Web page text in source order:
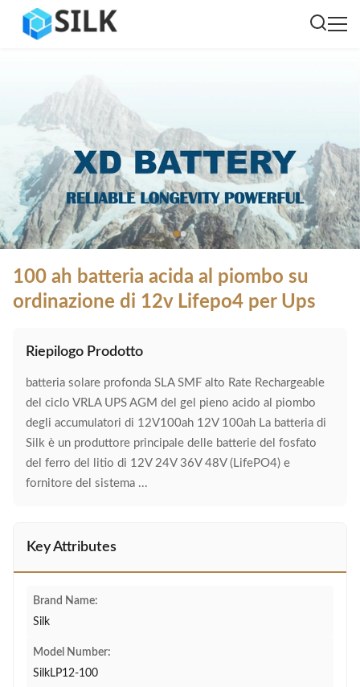
100 ah batteria acida al piombo su
ordinazione di 12v Lifepo4 per Ups
Riepilogo Prodotto
batteria solare profonda SLA SMF alto Rate Rechargeable
del ciclo VRLA UPS AGM del gel pieno acido al piombo
degli accumulatori di 12V100ah 12V 100ah La batteria di
Silk è un produttore principale delle batterie del fosfato
del ferro del litio di 12V 24V 36V 48V (LifePO4) e
fornitore del sistema ...
Key Attributes
Brand Name:
Silk
Model Number:
SilkLP12-100